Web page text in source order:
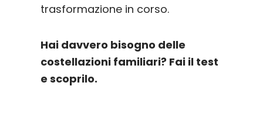
trasformazione in corso.
Hai davvero bisogno delle
costellazioni familiari? Fai il test
e scoprilo.